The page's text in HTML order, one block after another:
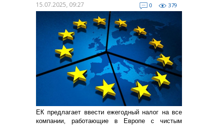
15.07.2025, 09:27 0 379
ЕК предлагает ввести ежегодный налог на все
компании, работающие в Европе с чистым